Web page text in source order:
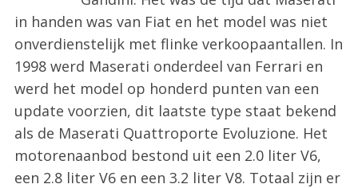
in handen was van Fiat en het model was niet
onverdienstelijk met flinke verkoopaantallen. In
1998 werd Maserati onderdeel van Ferrari en
werd het model op honderd punten van een
update voorzien, dit laatste type staat bekend
als de Maserati Quattroporte Evoluzione. Het
motorenaanbod bestond uit een 2.0 liter V6,
een 2.8 liter V6 en een 3.2 liter V8. Totaal zijn er